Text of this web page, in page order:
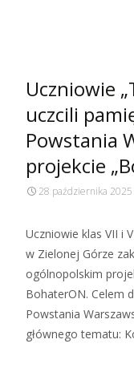
Uczniowie
uczcili
Powstania
projekcie
28 października 2025
Uczniowie klas VII i
w Zielonej Górze
ogólnopolskim
BohaterON. Celem
Powstania
głównego tematu: